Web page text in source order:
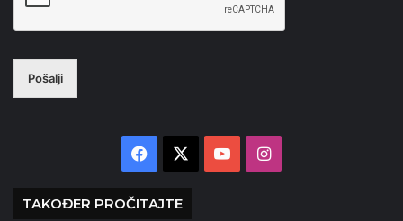
Pošalji
Facebook YouTubeInstagram
TAKOĐER PROČITAJTE